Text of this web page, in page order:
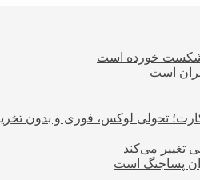
شکست خورده است
است
تحولی لوکس، فوری و بدون
تغییر می‌کند
پساجنگ است